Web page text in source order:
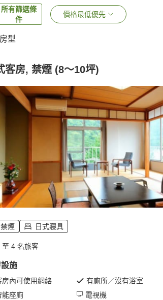
所有篩選條
件
價格最低優先
型
客房, 禁煙 (8～10坪)
禁煙 日式寢具
至 4 名旅客
施
房內可使用網絡
有廁所／沒有浴室
能座廁
電視機